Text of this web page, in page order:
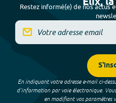
Restez informé(e) de nos actus
En indiquant votre adresse e-mail ci-
d’information par voie électronique.
en modifiant vos paramètres